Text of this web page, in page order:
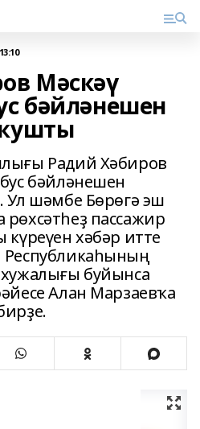
Мәскәү
бәйләнешен
Радий Хәбиров
бәйләнешен
Ул шәмбе Бөрөгә эш
пассажир
хәбәр итте
буйынса
Алан Марзаевҡа